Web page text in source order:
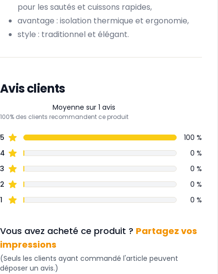
pour les sautés et cuissons rapides,
avantage : isolation thermique et ergonomie,
style : traditionnel et élégant.
Avis clients
Moyenne sur 1 avis
100% des clients recommandent ce produit
5
100 %
4
0 %
3
0 %
2
0 %
1
0 %
Vous avez acheté ce produit ? Partagez vos
impressions
(Seuls les clients ayant commandé l'article peuvent
déposer un avis.)